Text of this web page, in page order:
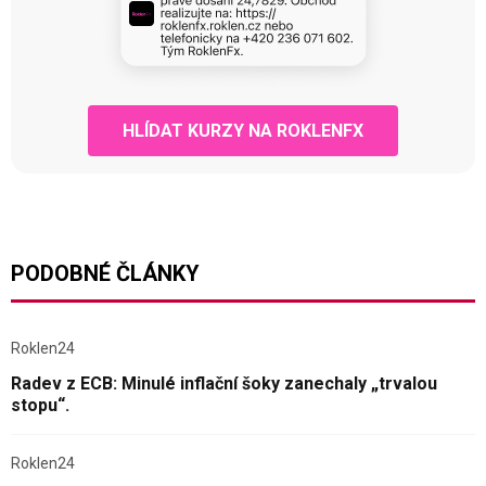
HLÍDAT KURZY NA ROKLENFX
PODOBNÉ ČLÁNKY
Roklen24
Radev z ECB: Minulé inflační šoky zanechaly „trvalou
stopu“.
Roklen24